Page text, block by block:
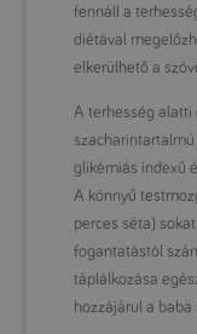
fennáll a
diétával
elkerülhető a
A terhesség alatti
glikémiás indexű
A könnyű
perces séta)
fogantatástól
táplálkozása
hozzájárul a